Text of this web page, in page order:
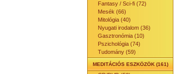
Fantasy / Sci-fi (72)
Mesék (66)
Mitológia (40)
Nyugati irodalom (36)
Gasztronómia (10)
Pszichológia (74)
Tudomány (59)
MEDITÁCIÓS ESZKÖZÖK (161)